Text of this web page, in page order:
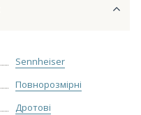
Sennheiser
Повнорозмірні
Дротові